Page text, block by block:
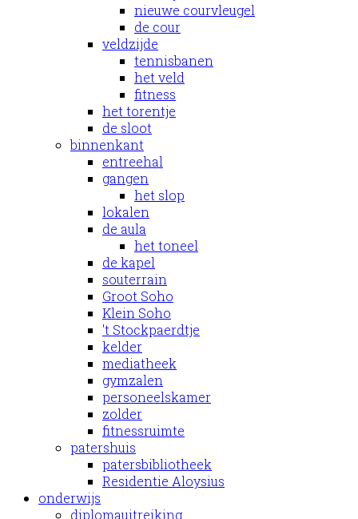
nieuwe courvleugel
de cour
veldzijde
tennisbanen
het veld
fitness
het torentje
de sloot
binnenkant
entreehal
gangen
het slop
lokalen
de aula
het toneel
de kapel
souterrain
Groot Soho
Klein Soho
't Stockpaerdtje
kelder
mediatheek
gymzalen
personeelskamer
zolder
fitnessruimte
patershuis
patersbibliotheek
Residentie Aloysius
onderwijs
diplomauitreiking